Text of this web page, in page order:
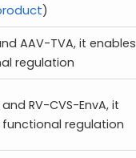
)
AAV-TVA, it enables
regulation
RV-CVS-EnvA, it
regulation